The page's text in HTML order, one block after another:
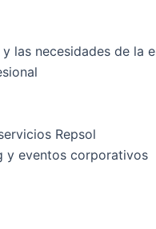
las necesidades de la
Repsol
y eventos corporativos